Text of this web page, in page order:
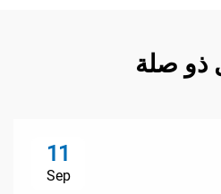
ذو صلة
11
Sep